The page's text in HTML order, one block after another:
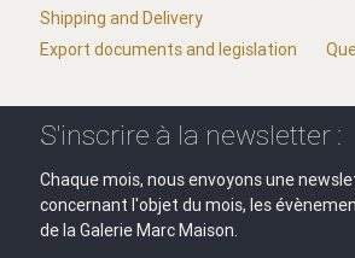
Shipping and Delivery
Export documents and legislation
S'inscrire à la newsletter :
Chaque mois, nous envoyons une
concernant l'objet du mois, les
de la Galerie Marc Maison.